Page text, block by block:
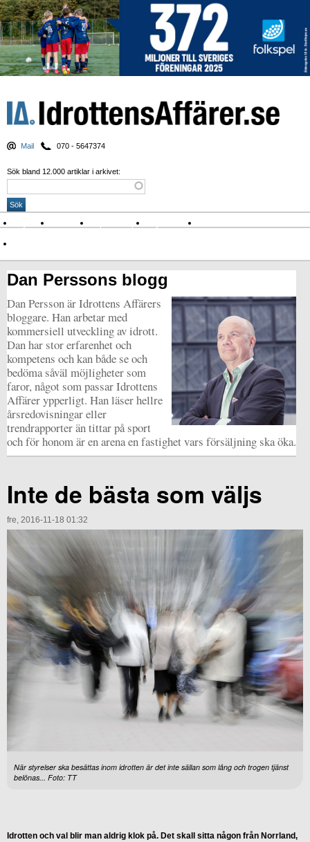
Mail 070 - 5647374
Sök bland 12.000 artiklar i arkivet:
Nyheter Krönikor Sport & spel Nyhetsbrev
Dan Perssons blogg
Dan Persson är Idrottens Affärers
bloggare. Han arbetar med
kommersiell utveckling av idrott.
Dan har stor erfarenhet och
kompetens och kan både se och
bedöma såväl möjligheter som
faror, något som passar Idrottens
Affärer ypperligt. Han läser hellre
årsredovisningar eller
trendrapporter än tittar på sport
och för honom är en arena en fastighet vars försäljning ska öka.
Inte de bästa som väljs
fre, 2016-11-18 01:32
När styrelser ska besättas inom idrotten är det inte sällan som lång och trogen tjänst
belönas... Foto: TT
Idrotten och val blir man aldrig klok på. Det skall sitta någon från Norrland,